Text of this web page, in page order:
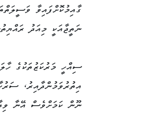
ގާއިމުކޮށްފައިވާ
ނަތީޖާއަކީ މިއަދު
ސިއްހީ މަރުކަޒުތަކުގެ
އިތުރުވަމުންދާއިރު،
ނޫން ކަމަށްވެސް އޭނާ